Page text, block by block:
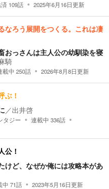
109話 2025年6月16日更新
なろう展開をつくる。これは凄
おっさんは主人公の幼馴染を寝
騎
載中 250話 2026年8月8日更新
ぶ！
／出井啓
タジー 連載中 336話
公！
けど、なぜか俺には攻略本があ
中 71話 2023年5月16日更新